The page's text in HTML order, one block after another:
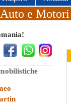
e Motori